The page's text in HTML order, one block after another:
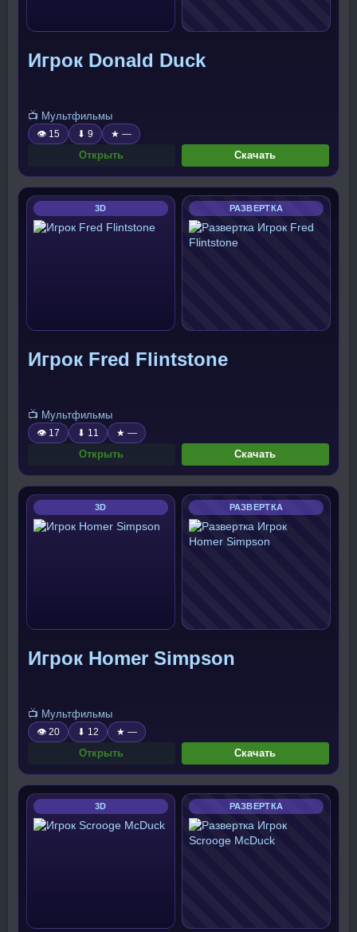
Игрок Donald Duck
📺 Мультфильмы
👁 15 ⬇ 9 ★ —
Открыть Скачать
3D РАЗВЕРТКА
Игрок Fred Flintstone
📺 Мультфильмы
👁 17 ⬇ 11 ★ —
Открыть Скачать
3D РАЗВЕРТКА
Игрок Homer Simpson
📺 Мультфильмы
👁 20 ⬇ 12 ★ —
Открыть Скачать
3D РАЗВЕРТКА